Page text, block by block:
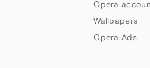
Opera
Wallpapers
Opera Ads